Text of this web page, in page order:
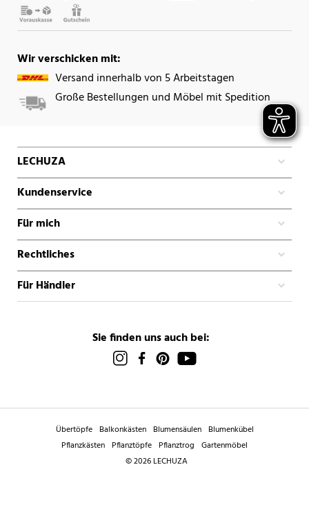
Wir verschicken mit:
Versand innerhalb von 5 Arbeitstagen
Große Bestellungen und Möbel mit Spedition
LECHUZA
Kundenservice
Für mich
Rechtliches
Für Händler
Sie finden uns auch bei:
Übertöpfe Balkonkästen Blumensäulen Blumenkübel
Pflanzkästen Pflanztöpfe Pflanztrog Gartenmöbel
© 2026 LECHUZA